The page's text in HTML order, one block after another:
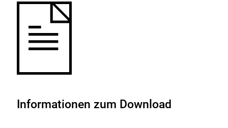
Informationen zum Download